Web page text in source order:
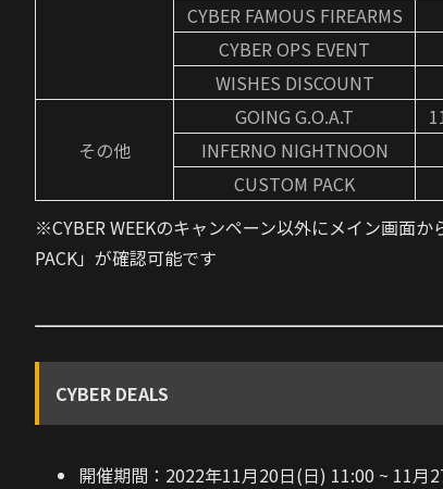
CYBER FAMOUS FIREARMS
CYBER OPS EVENT
WISHES DISCOUNT
その他
GOING G.O.A.T
INFERNO NIGHTNOON
CUSTOM PACK
※CYBER WEEKのキャンペーン以外にメイン画面
PACK」が確認可能です
CYBER DEALS
開催期間：2022年11月20日(日) 11:00 ~ 11月